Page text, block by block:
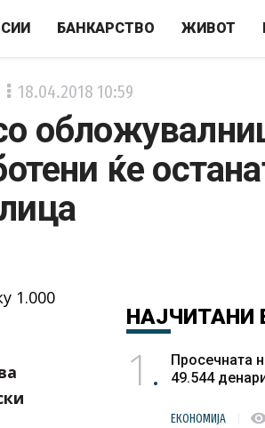
БАНКАРСТВО ЖИВОТ
18.04.2018 10:59
ќе
НАЈЧИТАНИ
1
Просечната
49.544
ЕКОНОМИЈА